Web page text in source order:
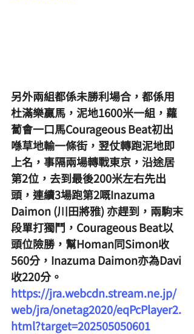
另外兩組都係未勝利場合，都係用
杜滿樂贏馬，泥地1600米一組，蘿
蔔會一口馬Courageous Beat初出
喺草地輸一條街，翌仗轉跑泥地即
上名，事隔兩場轉戰東京，沿途居
第2位，去到最後200米左右先出
頭，連續3場跑第2嘅Inazuma
Daimon (川田將雅) 亦趕到，兩駒末
段單打獨鬥，Courageous Beat以
頭位險勝，幫Homan同Simon收
560分，Inazuma Daimon亦為Davi
收220分。
https://jra.webcdn.stream.ne.jp/
web/jra/onetag2020/eqPcPlayer2.
html?target=202505050601